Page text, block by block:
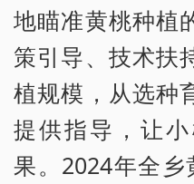
地瞄准黄桃种植
策引导、技术扶
植规模，从选种
提供指导，让
果。2024年全